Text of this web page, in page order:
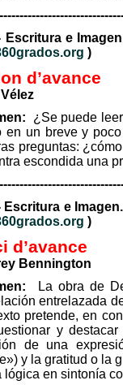
- Escritura e
)
d’avance
¿Se puede
en un breve y
preguntas:
escondida una
- Escritura e
)
d’avance
Bennington
La obra de
entrelazada
pretende, en
y
de una
y la gratitud o la
lógica en sintonía